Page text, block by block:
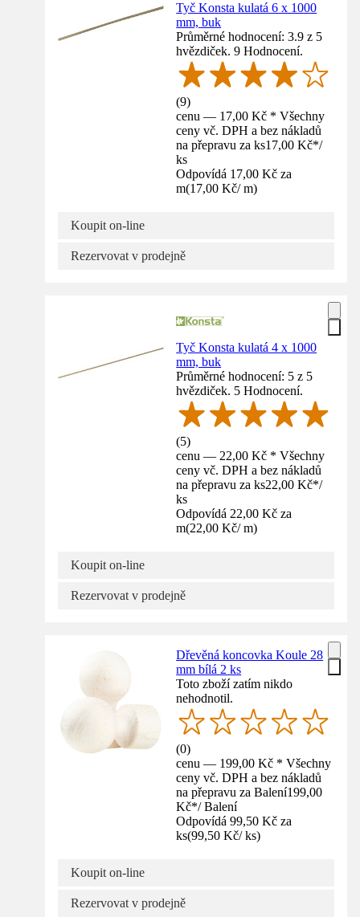
Tyč Konsta kulatá 6 x 1000
mm, buk
Průměrné hodnocení: 3.9 z 5
hvězdiček. 9 Hodnocení.
(9)
cenu — 17,00 Kč * Všechny
ceny vč. DPH a bez nákladů
na přepravu za ks17,00 Kč*/
ks
Odpovídá 17,00 Kč za
m(17,00 Kč/ m)
Koupit on-line
Rezervovat v prodejně
Tyč Konsta kulatá 4 x 1000
mm, buk
Průměrné hodnocení: 5 z 5
hvězdiček. 5 Hodnocení.
(5)
cenu — 22,00 Kč * Všechny
ceny vč. DPH a bez nákladů
na přepravu za ks22,00 Kč*/
ks
Odpovídá 22,00 Kč za
m(22,00 Kč/ m)
Koupit on-line
Rezervovat v prodejně
Dřevěná koncovka Koule 28
mm bílá 2 ks
Toto zboží zatím nikdo
nehodnotil.
(0)
cenu — 199,00 Kč * Všechny
ceny vč. DPH a bez nákladů
na přepravu za Balení199,00
Kč*/ Balení
Odpovídá 99,50 Kč za
ks(99,50 Kč/ ks)
Koupit on-line
Rezervovat v prodejně